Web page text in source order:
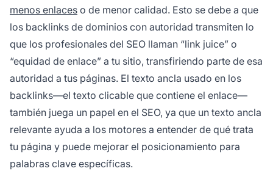
menos enlaces o de menor calidad. Esto se debe a que
los backlinks de dominios con autoridad transmiten lo
que los profesionales del SEO llaman “link juice” o
“equidad de enlace” a tu sitio, transfiriendo parte de esa
autoridad a tus páginas. El texto ancla usado en los
backlinks—el texto clicable que contiene el enlace—
también juega un papel en el SEO, ya que un texto ancla
relevante ayuda a los motores a entender de qué trata
tu página y puede mejorar el posicionamiento para
palabras clave específicas.